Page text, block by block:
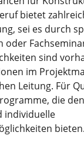
bietet
sei es durch
oder
sind
im
Leitung. Für
die
individuelle
bieten.